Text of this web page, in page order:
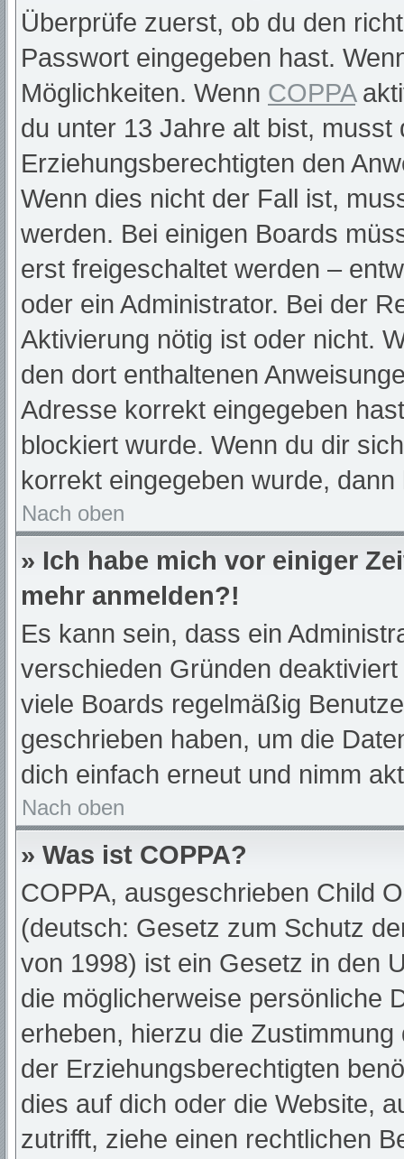
Überprüfe zuerst, ob du den
Passwort eingegeben hast.
Möglichkeiten. Wenn COPPA
du unter 13 Jahre alt bist,
Erziehungsberechtigten den
Wenn dies nicht der Fall ist,
werden. Bei einigen Boards
erst freigeschaltet werden –
oder ein Administrator. Bei der
Aktivierung nötig ist oder nicht.
den dort enthaltenen
Adresse korrekt eingegeben
blockiert wurde. Wenn du dir
korrekt eingegeben wurde,
Nach oben
» Ich habe mich vor einiger
mehr anmelden?!
Es kann sein, dass ein
verschieden Gründen
viele Boards regelmäßig
geschrieben haben, um die
dich einfach erneut und nimm
Nach oben
» Was ist COPPA?
COPPA, ausgeschrieben Child
(deutsch: Gesetz zum Schutz
von 1998) ist ein Gesetz in den
die möglicherweise persönliche
erheben, hierzu die
der Erziehungsberechtigten
dies auf dich oder die Website,
zutrifft, ziehe einen rechtlichen